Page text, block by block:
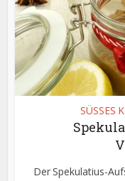
SÜSSES
Der Spekulatius-